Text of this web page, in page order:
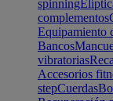
spinning
complementos
Equipamiento
Bancos
vibratorias
Accesorios
stepCuerdas